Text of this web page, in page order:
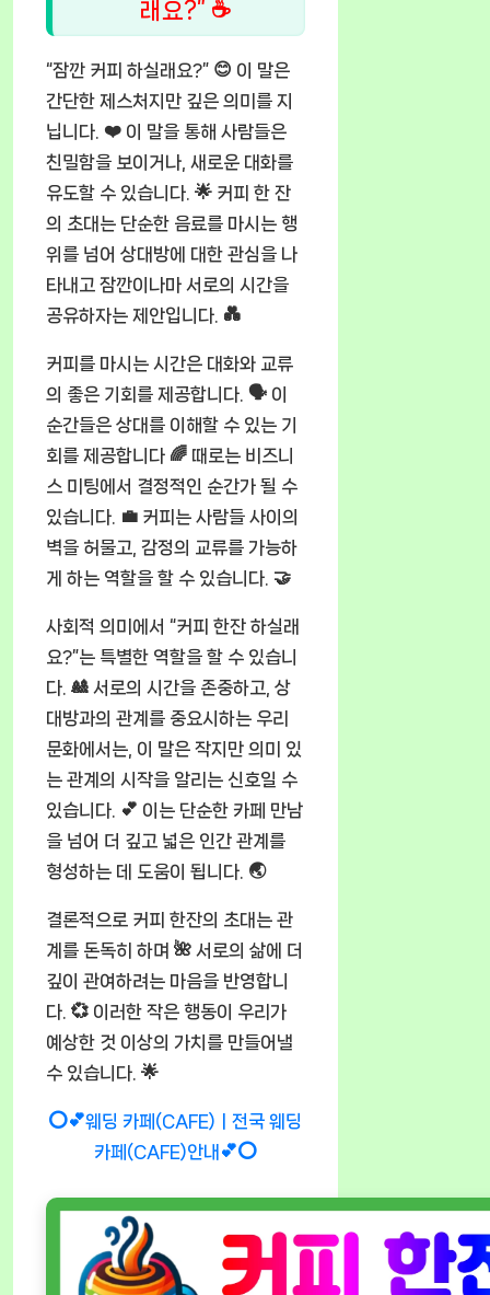
래요?” ☕
“잠깐 커피 하실래요?” 😊 이 말은
간단한 제스처지만 깊은 의미를 지
닙니다. ❤️ 이 말을 통해 사람들은
친밀함을 보이거나, 새로운 대화를
유도할 수 있습니다. 🌟 커피 한 잔
의 초대는 단순한 음료를 마시는 행
위를 넘어 상대방에 대한 관심을 나
타내고 잠깐이나마 서로의 시간을
공유하자는 제안입니다. 💑
커피를 마시는 시간은 대화와 교류
의 좋은 기회를 제공합니다. 🗣️ 이
순간들은 상대를 이해할 수 있는 기
회를 제공합니다 🌈 때로는 비즈니
스 미팅에서 결정적인 순간가 될 수
있습니다. 💼 커피는 사람들 사이의
벽을 허물고, 감정의 교류를 가능하
게 하는 역할을 할 수 있습니다. 🤝
사회적 의미에서 “커피 한잔 하실래
요?”는 특별한 역할을 할 수 있습니
다. 🎎 서로의 시간을 존중하고, 상
대방과의 관계를 중요시하는 우리
문화에서는, 이 말은 작지만 의미 있
는 관계의 시작을 알리는 신호일 수
있습니다. 💕 이는 단순한 카페 만남
을 넘어 더 깊고 넓은 인간 관계를
형성하는 데 도움이 됩니다. 🌏
결론적으로 커피 한잔의 초대는 관
계를 돈독히 하며 🌺 서로의 삶에 더
깊이 관여하려는 마음을 반영합니
다. 💞 이러한 작은 행동이 우리가
예상한 것 이상의 가치를 만들어낼
수 있습니다. 🌟
⭕💕웨딩 카페(CAFE)ㅣ전국 웨딩
카페(CAFE)안내💕⭕